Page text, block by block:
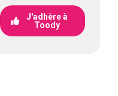
J'adhère à
Toody